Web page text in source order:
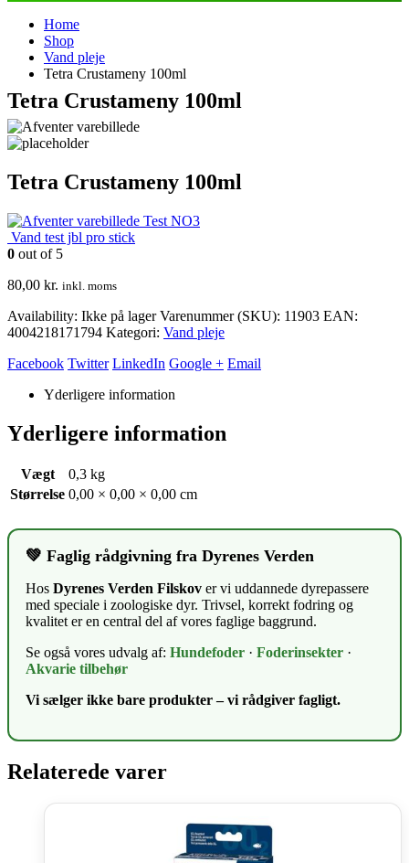
Home
Shop
Vand pleje
Tetra Crustameny 100ml
Tetra Crustameny 100ml
Tetra Crustameny 100ml
Test NO3
Vand test jbl pro stick
0 out of 5
80,00 kr. inkl. moms
Availability: Ikke på lager Varenummer (SKU): 11903 EAN:
4004218171794 Kategori: Vand pleje
Facebook Twitter LinkedIn Google + Email
Yderligere information
Yderligere information
Vægt
0,3 kg
Størrelse 0,00 × 0,00 × 0,00 cm
💚 Faglig rådgivning fra Dyrenes Verden
Hos Dyrenes Verden Filskov er vi uddannede dyrepassere
med speciale i zoologiske dyr. Trivsel, korrekt fodring og
kvalitet er en central del af vores faglige baggrund.
Se også vores udvalg af: Hundefoder · Foderinsekter ·
Akvarie tilbehør
Vi sælger ikke bare produkter – vi rådgiver fagligt.
Relaterede varer